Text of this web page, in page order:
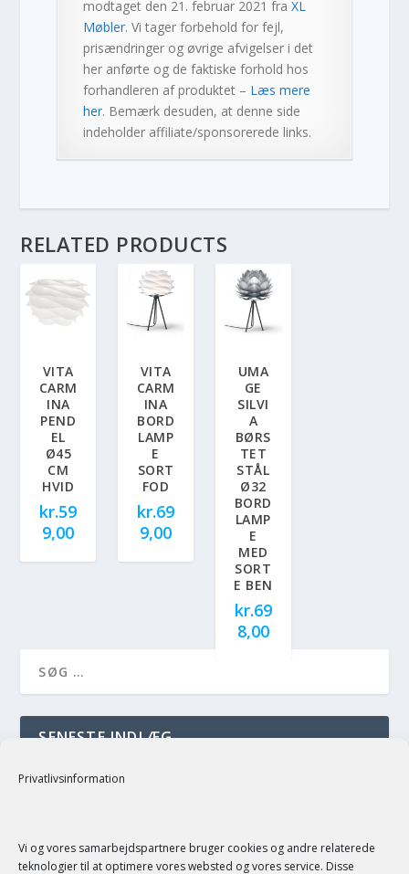
Privatlivsinformation
Vi og vores samarbejdspartnere bruger cookies og andre relaterede
teknologier til at optimere vores websted og vores service. Disse
modtaget den 21. februar 2021 fraXL
Møbler. Vi tager forbehold for fejl,
prisændringer og øvrige afvigelser i det
her anførte og de faktiske forhold hos
forhandleren af produktet – Læs mere
her. Bemærk desuden, at denne side
indeholder affiliate/sponsorerede links.
RELATED PRODUCTS
VITA
CARM
INA
PEND
EL
Ø45
CM
HVID
kr.59
9,00
VITA
CARM
INA
BORD
LAMP
E
SORT
FOD
kr.69
9,00
UMA
GE
SILVI
A
BØRS
TET
STÅL
Ø32
BORD
LAMP
E
MED
SORT
E BEN
kr.69
8,00
SENESTE INDLÆG
just a test
SENESTE KOMMENTARER